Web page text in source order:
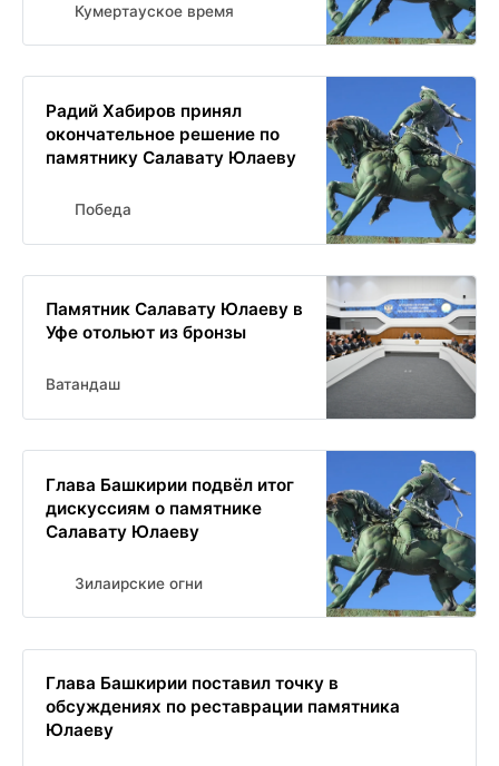
Кумертауское время
Радий Хабиров принял
окончательное решение по
памятнику Салавату Юлаеву
Победа
Памятник Салавату Юлаеву в
Уфе отольют из бронзы
Ватандаш
Глава Башкирии подвёл итог
дискуссиям о памятнике
Салавату Юлаеву
Зилаирские огни
Глава Башкирии поставил точку в
обсуждениях по реставрации памятника
Юлаеву